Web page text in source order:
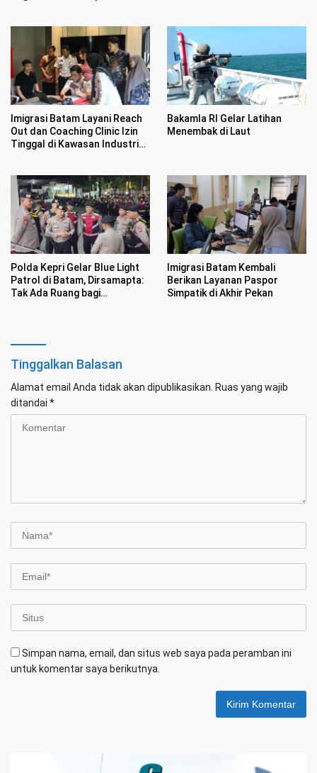
Imigrasi Batam Layani Reach
Out dan Coaching Clinic Izin
Tinggal di Kawasan Industri
Bakamla RI Gelar Latihan
Menembak di Laut
Polda Kepri Gelar Blue Light
Patrol di Batam, Dirsamapta:
Tak Ada Ruang bagi
Imigrasi Batam Kembali
Berikan Layanan Paspor
Simpatik di Akhir Pekan
Tinggalkan Balasan
Alamat email Anda tidak akan dipublikasikan. Ruas yang wajib
ditandai *
Simpan nama, email, dan situs web saya pada peramban ini
untuk komentar saya berikutnya.